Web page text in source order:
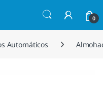
0
Automáticos